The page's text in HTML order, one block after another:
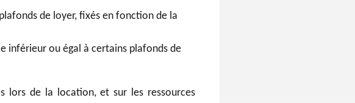
de loyer, fixés en fonction de la
inférieur ou égal à certains plafonds de
lors de la location, et sur les ressources